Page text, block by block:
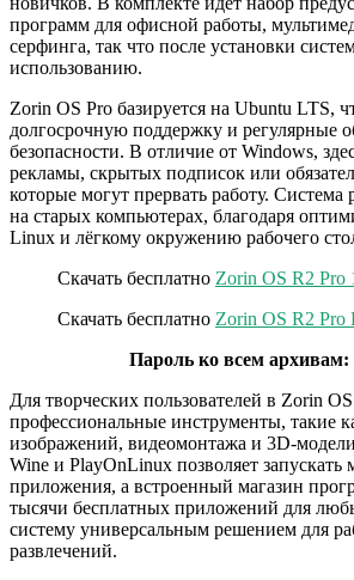
программ для офисной работы,
серфинга, так что после установки
использованию.
Zorin OS Pro базируется на Ubuntu LTS,
долгосрочную поддержку и регулярные
безопасности. В отличие от Windows,
рекламы, скрытых подписок или
которые могут прервать работу. Система
на старых компьютерах, благодаря
Linux и лёгкому окружению рабочего
Скачать бесплатно Zorin OS R2 Pro
Скачать бесплатно Zorin OS R2 Pro
Пароль ко всем архивам:
Для творческих пользователей в Zorin
профессиональные инструменты, такие
изображений, видеомонтажа и 3D-
Wine и PlayOnLinux позволяет запускать
приложения, а встроенный магазин
тысячи бесплатных приложений для
систему универсальным решением для
развлечений.